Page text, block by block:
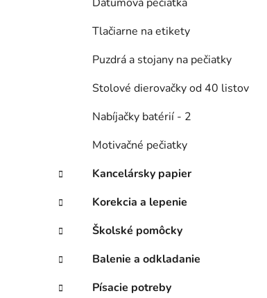
Tlačiarne na etikety
Puzdrá a stojany na pečiatky
Stolové dierovačky od 40 listov
Nabíjačky batérií - 2
Motivačné pečiatky
Kancelársky papier
Korekcia a lepenie
Školské pomôcky
Balenie a odkladanie
Písacie potreby